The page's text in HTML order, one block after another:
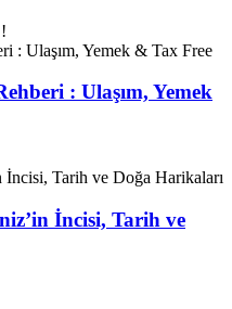
: Ulaşım, Yemek
İncisi, Tarih ve